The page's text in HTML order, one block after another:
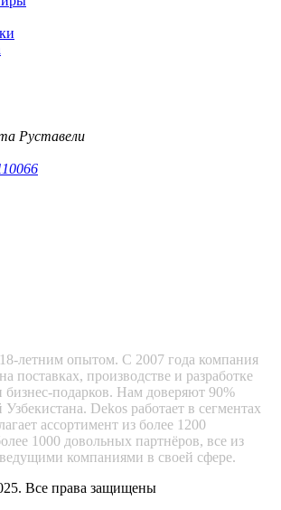
Руставели
летним опытом. С 2007 года компания
поставках, производстве и разработке
подарков. Нам доверяют 90%
Dekos работает в сегментах
ассортимент из более 1200
1000 довольных партнёров, все из
компаниями в своей сфере.
Все права защищены